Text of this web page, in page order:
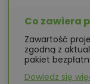
Co zawiera
Zawartość
zgodną z
pakiet
Dowiedz się